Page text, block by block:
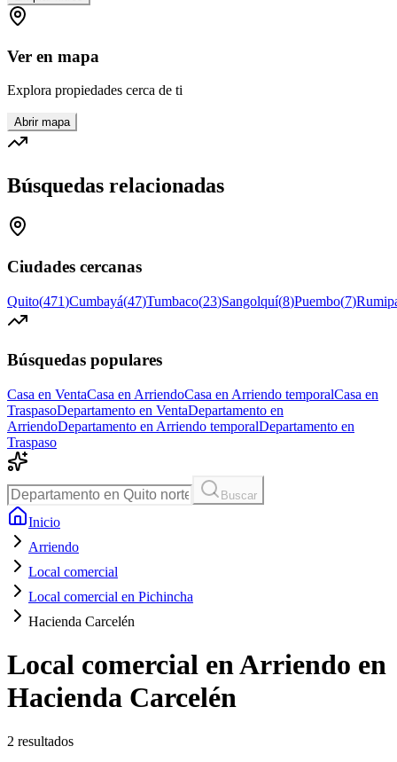
Ver en mapa
Explora propiedades cerca de ti
Abrir mapa
Búsquedas relacionadas
Ciudades cercanas
Quito(471)Cumbayá(47)Tumbaco(23)Sangolquí(8)Puembo(7)
Búsquedas populares
Casa en VentaCasa en ArriendoCasa en Arriendo temporalCasa en
TraspasoDepartamento en VentaDepartamento en
ArriendoDepartamento en Arriendo temporalDepartamento en
Traspaso
Buscar
Inicio
Arriendo
Local comercial
Local comercial en Pichincha
Hacienda Carcelén
Local comercial en Arriendo en
Hacienda Carcelén
2 resultados